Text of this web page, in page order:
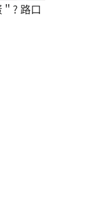
? 路口